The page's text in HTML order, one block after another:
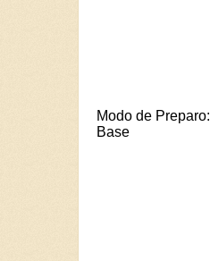
Modo de Preparo:
Base